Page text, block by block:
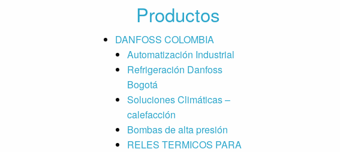
Productos
DANFOSS COLOMBIA
Automatización Industrial
Refrigeración Danfoss
Bogotá
Soluciones Climáticas –
calefacción
Bombas de alta presión
RELES TERMICOS PARA